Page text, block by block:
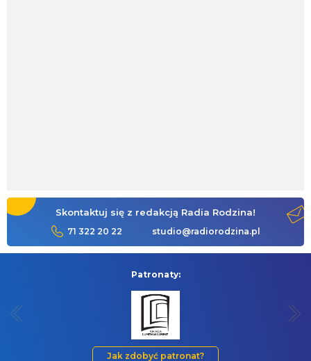
Skontaktuj się z redakcją Radia Rodzina!
71 322 20 22 studio@radiorodzina.pl
Patronaty:
Jak zdobyć patronat?